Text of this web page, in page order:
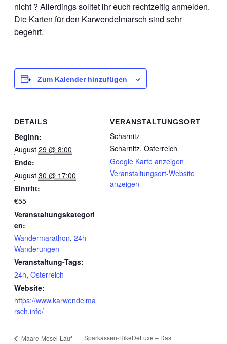
nicht ? Allerdings solltet ihr euch rechtzeitig anmelden.
Die Karten für den Karwendelmarsch sind sehr
begehrt.
Zum Kalender hinzufügen
DETAILS
Beginn:
August 29 @ 8:00
Ende:
August 30 @ 17:00
Eintritt:
€55
Veranstaltungskategori
en:
Wandermarathon, 24h
Wanderungen
Veranstaltung-Tags:
24h, Osterreich
Website:
https://www.karwendelma
rsch.info/
VERANSTALTUNGSORT
Scharnitz
Scharnitz, Österreich
Google Karte anzeigen
Veranstaltungsort-Website
anzeigen
Maare-Mosel-Lauf –
Sparkassen-HikeDeLuxe – Das